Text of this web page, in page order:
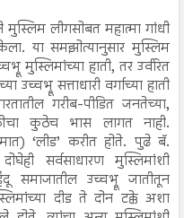
मुस्लिम लीगसोबत महात्मा गांधी
या समझोत्यानुसार मुस्लिम
मुस्लिमांच्या हाती, तर उर्वरित
उच्चभ्रू सत्ताधारी वर्गाच्या हाती
गरीब-पीडित जनतेच्या,
कुठेच भास लागत नाही.
‘लीड’ करीत होते. पुढे बॅ.
सर्वसाधारण मुस्लिमांशी
समाजातील उच्चभ्रू जातीतून
दीड ते दोन टक्के अशा